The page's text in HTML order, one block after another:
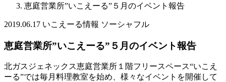
恵庭営業所”いこえーる”５月のイベント報告
2019.06.17 いこえーる情報 ソーシャフル
恵庭営業所”いこえーる”５月のイベント報告
北ガスジェネックス恵庭営業所１階フリースペース“いこえ
ーる”では毎月料理教室を始め、様々なイベントを開催して